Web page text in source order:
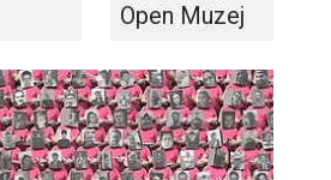
Open Muzej